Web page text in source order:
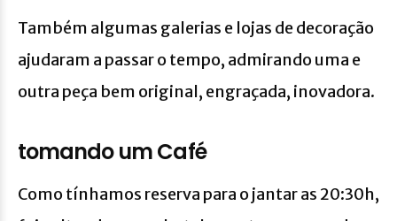
Também algumas galerias e lojas de decoração
ajudaram a passar o tempo, admirando uma e
outra peça bem original, engraçada, inovadora.
tomando um Café
Como tínhamos reserva para o jantar as 20:30h,